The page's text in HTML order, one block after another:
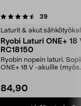
39arvostelut
Laturit & akut
Ryobi Laturi ONE+ 18
RC18150
Ryobin nopein laturi.
ONE+ 18 V -akuille (myös
84,90
4.5viidestä